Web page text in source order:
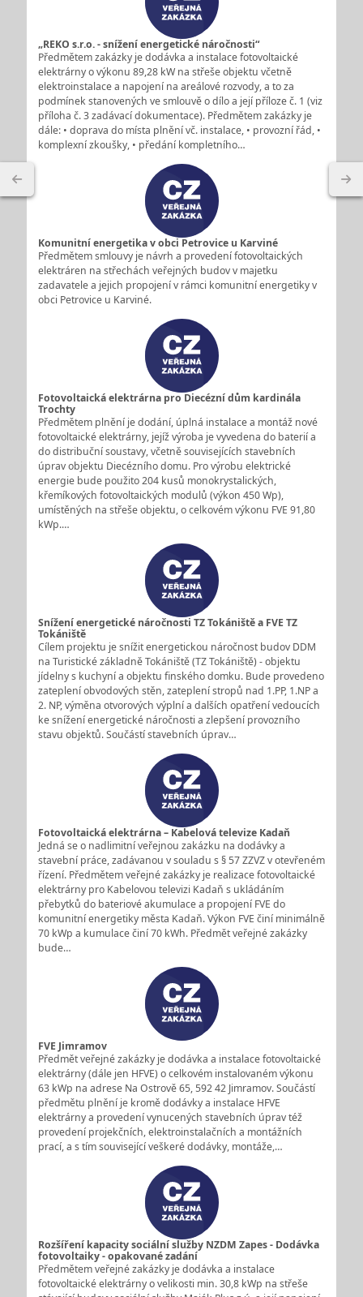
„REKO s.r.o. - snížení energetické náročnosti“
Předmětem zakázky je dodávka a instalace fotovoltaické
elektrárny o výkonu 89,28 kW na střeše objektu včetně
elektroinstalace a napojení na areálové rozvody, a to za
podmínek stanovených ve smlouvě o dílo a její příloze č. 1 (viz
příloha č. 3 zadávací dokumentace). Předmětem zakázky je
dále: • doprava do místa plnění vč. instalace, • provozní řád, •
komplexní zkoušky, • předání kompletního…
Komunitní energetika v obci Petrovice u Karviné
Předmětem smlouvy je návrh a provedení fotovoltaických
elektráren na střechách veřejných budov v majetku
zadavatele a jejich propojení v rámci komunitní energetiky v
obci Petrovice u Karviné.
Fotovoltaická elektrárna pro Diecézní dům kardinála
Trochty
Předmětem plnění je dodání, úplná instalace a montáž nové
fotovoltaické elektrárny, jejíž výroba je vyvedena do baterií a
do distribuční soustavy, včetně souvisejících stavebních
úprav objektu Diecézního domu. Pro výrobu elektrické
energie bude použito 204 kusů monokrystalických,
křemíkových fotovoltaických modulů (výkon 450 Wp),
umístěných na střeše objektu, o celkovém výkonu FVE 91,80
kWp.…
Snížení energetické náročnosti TZ Tokániště a FVE TZ
Tokániště
Cílem projektu je snížit energetickou náročnost budov DDM
na Turistické základně Tokániště (TZ Tokániště) - objektu
jídelny s kuchyní a objektu finského domku. Bude provedeno
zateplení obvodových stěn, zateplení stropů nad 1.PP, 1.NP a
2. NP, výměna otvorových výplní a dalších opatření vedoucích
ke snížení energetické náročnosti a zlepšení provozního
stavu objektů. Součástí stavebních úprav…
Fotovoltaická elektrárna – Kabelová televize Kadaň
Jedná se o nadlimitní veřejnou zakázku na dodávky a
stavební práce, zadávanou v souladu s § 57 ZZVZ v otevřeném
řízení. Předmětem veřejné zakázky je realizace fotovoltaické
elektrárny pro Kabelovou televizi Kadaň s ukládáním
přebytků do bateriové akumulace a propojení FVE do
komunitní energetiky města Kadaň. Výkon FVE činí minimálně
70 kWp a kumulace činí 70 kWh. Předmět veřejné zakázky
bude…
FVE Jimramov
Předmět veřejné zakázky je dodávka a instalace fotovoltaické
elektrárny (dále jen HFVE) o celkovém instalovaném výkonu
63 kWp na adrese Na Ostrově 65, 592 42 Jimramov. Součástí
předmětu plnění je kromě dodávky a instalace HFVE
elektrárny a provedení vynucených stavebních úprav též
provedení projekčních, elektroinstalačních a montážních
prací, a s tím související veškeré dodávky, montáže,…
Rozšíření kapacity sociální služby NZDM Zapes - Dodávka
fotovoltaiky - opakované zadání
Předmětem veřejné zakázky je dodávka a instalace
fotovoltaické elektrárny o velikosti min. 30,8 kWp na střeše